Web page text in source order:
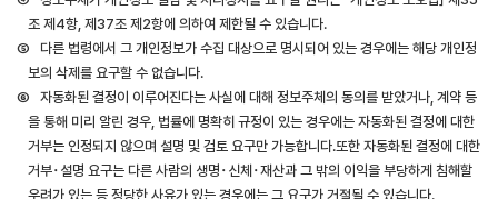
조 제4항, 제37조 제2항에 의하여 제한될 수 있습니다.
⑤ㅤ다른 법령에서 그 개인정보가 수집 대상으로 명시되어 있는 경우에는 해당 개인정
보의 삭제를 요구할 수 없습니다.
⑥ㅤ자동화된 결정이 이루어진다는 사실에 대해 정보주체의 동의를 받았거나, 계약 등
을 통해 미리 알린 경우, 법률에 명확히 규정이 있는 경우에는 자동화된 결정에 대한
거부는 인정되지 않으며 설명 및 검토 요구만 가능합니다.또한 자동화된 결정에 대한
거부･설명 요구는 다른 사람의 생명･신체･재산과 그 밖의 이익을 부당하게 침해할
우려가 있는 등 정당한 사유가 있는 경우에는 그 요구가 거절될 수 있습니다.